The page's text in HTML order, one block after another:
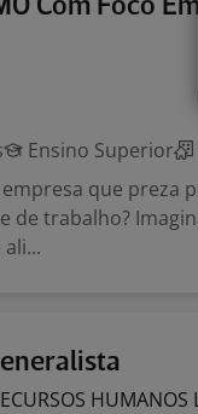
Com Foco Em
Ensino Superior
que preza
trabalho?
HUMANOS